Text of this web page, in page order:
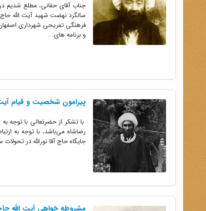
سالگرد نهضت شهید آیت ‌الله
فرهنگى تفریحى شهردارى
و برنامه‌ هاى...
پیرامون شخصیت و قیام آیت‏
با تشکر از حضرتعالى با توجه
رضاشاه مى‌باشد، با توجه به
جایگاه حاج ‌آقا نورالله در
مشروطه‏ خواهى آیت ‏الله حاج